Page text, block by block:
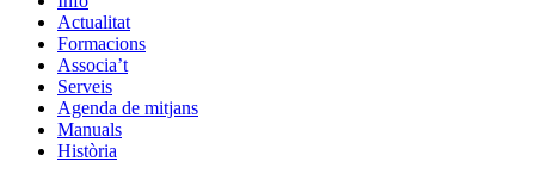
Actualitat
Formacions
Associa’t
Serveis
Agenda de mitjans
Manuals
Història